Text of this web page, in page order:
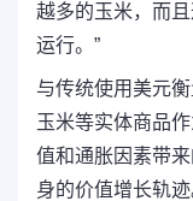
越多的玉米，而
运行。”
与传统使用美元
玉米等实体商品
值和通胀因素带
身的价值增长轨迹